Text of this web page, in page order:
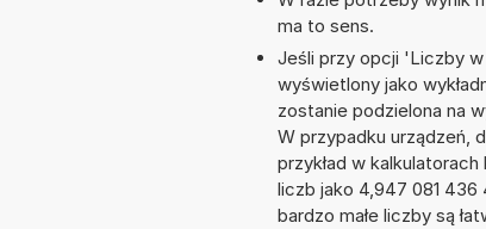
ma to sens.
Jeśli przy opcji 'Liczby
wyświetlony jako
zostanie podzielona na
W przypadku urządzeń,
przykład w
liczb jako 4,947 081 436
bardzo małe liczby są